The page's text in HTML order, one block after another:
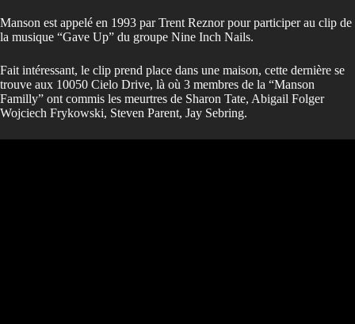
Manson est appelé en 1993 par Trent Reznor pour participer au clip de
la musique “Gave Up” du groupe Nine Inch Nails.
Fait intéressant, le clip prend place dans une maison, cette dernière se
trouve aux 10050 Cielo Drive, là où 3 membres de la “Manson
Familly” ont commis les meurtres de Sharon Tate, Abigail Folger
Wojciech Frykowski, Steven Parent, Jay Sebring.